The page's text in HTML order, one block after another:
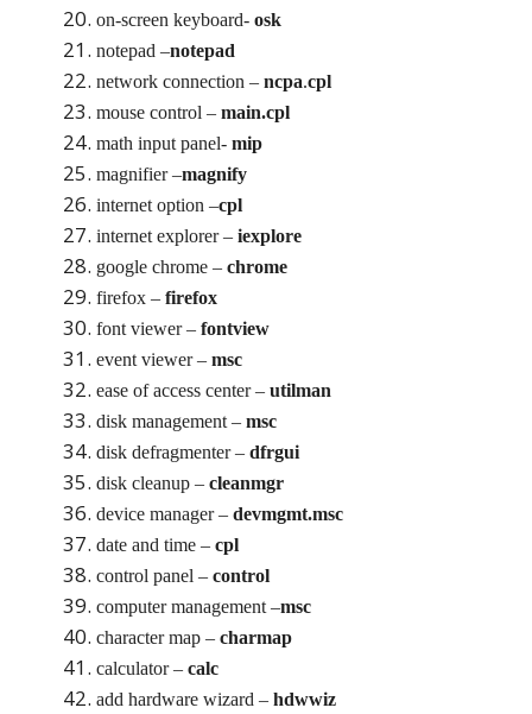
on-screen keyboard- osk
notepad –notepad
network connection – ncpa.cpl
mouse control – main.cpl
math input panel- mip
magnifier –magnify
internet option –cpl
internet explorer – iexplore
google chrome – chrome
firefox – firefox
font viewer – fontview
event viewer – msc
ease of access center – utilman
disk management – msc
disk defragmenter – dfrgui
disk cleanup – cleanmgr
device manager – devmgmt.msc
date and time – cpl
control panel – control
computer management –msc
character map – charmap
calculator – calc
add hardware wizard – hdwwiz